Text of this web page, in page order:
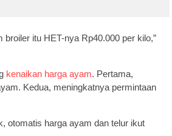
itu HET-nya Rp40.000 per kilo,”
kenaikan harga ayam. Pertama,
Kedua, meningkatnya permintaan
otomatis harga ayam dan telur ikut